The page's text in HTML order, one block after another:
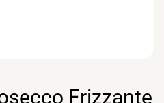
Frizzante